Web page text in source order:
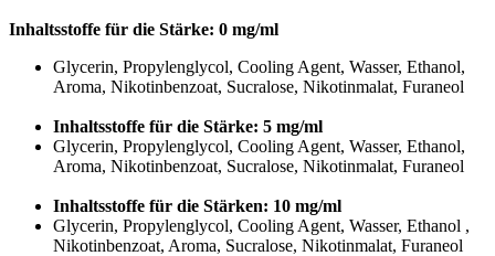
Inhaltsstoffe für die Stärke: 0 mg/ml
Glycerin, Propylenglycol, Cooling Agent, Wasser, Ethanol,
Aroma, Nikotinbenzoat, Sucralose, Nikotinmalat, Furaneol
Inhaltsstoffe für die Stärke: 5 mg/ml
Glycerin, Propylenglycol, Cooling Agent, Wasser, Ethanol,
Aroma, Nikotinbenzoat, Sucralose, Nikotinmalat, Furaneol
Inhaltsstoffe für die Stärken: 10 mg/ml
Glycerin, Propylenglycol, Cooling Agent, Wasser, Ethanol ,
Nikotinbenzoat, Aroma, Sucralose, Nikotinmalat, Furaneol